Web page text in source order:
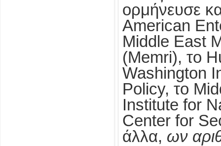
ορμήνευσε
American
Middle East
(Memri), το
Washington
Policy, το
Institute for
Center for
άλλα, ων